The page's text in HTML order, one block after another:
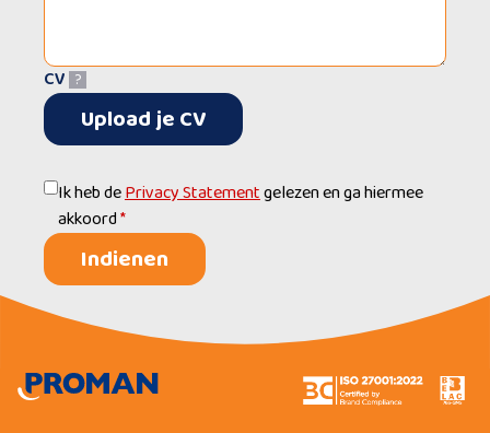
CV ?
Upload je CV
Ik heb dePrivacy Statementgelezen en ga hiermee
akkoord*
Indienen